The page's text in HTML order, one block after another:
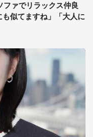
ァでリラックス仲良
似てますね」「大人に